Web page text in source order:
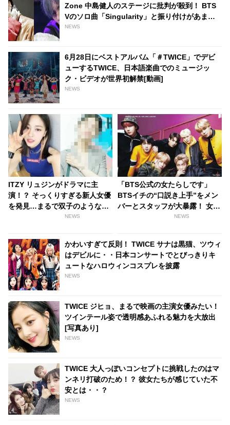
Zone 中島健人のステージに批判が殺到！ BTS
Vのソロ曲「Singularity」と振り付けがあまり
にも同じすぎると物議に…振付師が弁解する騒
NEWS
6月28日にベストアルバム「＃TWICE」でデビ
ューするTWICE、日本語楽曲でのミュージッ
ク・ビデオが世界初解禁[動画]
NEWS
ITZY リュジンがドラマに主
演！？ そっくりすぎる新人女優
を発見…まるで双子のような容
姿に見間違えるファンが続出
NEWS
「BTS公式の女たらしです」
BTSイチの“口説き上手”をメン
バーとスタッフが大暴露！ 女性
とのハグシーンをわざと失敗し
レードに爆笑
NEWS
かわいすぎて反則！ TWICE サナは黒猫、ツウィ
はデビルに・・日本コンサートでとびっきりキ
ュートなハロウィンコスプレを披露
NEWS
TWICE ジヒョ、まるで映画の主演女優みたい！
ツインテール姿で透明感あふれる魅力を大放出
[写真あり]
NEWS
TWICE 大人っぽいコンセプトに挑戦したのはマ
ンネリ打破のため！？ 彼女たちが感じていた不
安とは・・？
NEWS